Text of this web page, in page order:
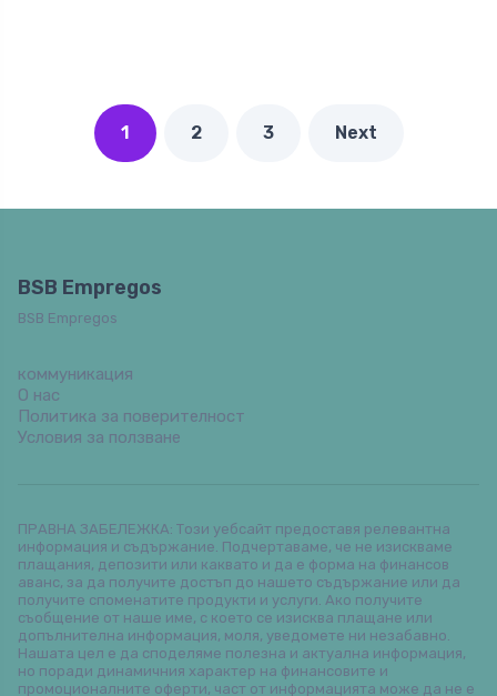
1 2 3 Next
BSB Empregos
BSB Empregos
коммуникация
О нас
Политика за поверителност
Условия за ползване
ПРАВНА ЗАБЕЛЕЖКА: Този уебсайт предоставя релевантна
информация и съдържание. Подчертаваме, че не изискваме
плащания, депозити или каквато и да е форма на финансов
аванс, за да получите достъп до нашето съдържание или да
получите споменатите продукти и услуги. Ако получите
съобщение от наше име, с което се изисква плащане или
допълнителна информация, моля, уведомете ни незабавно.
Нашата цел е да споделяме полезна и актуална информация,
но поради динамичния характер на финансовите и
промоционалните оферти, част от информацията може да не е